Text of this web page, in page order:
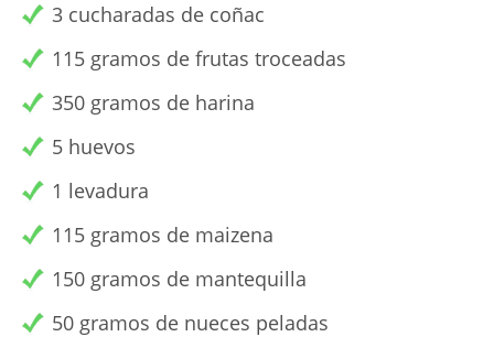
3 cucharadas de coñac
115 gramos de frutas troceadas
350 gramos de harina
5 huevos
1 levadura
115 gramos de maizena
150 gramos de mantequilla
50 gramos de nueces peladas